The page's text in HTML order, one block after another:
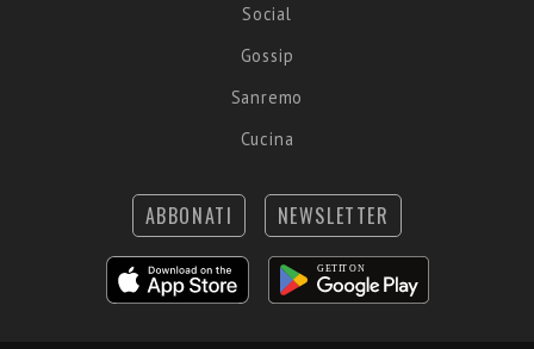
Social
Gossip
Sanremo
Cucina
ABBONATI NEWSLETTER